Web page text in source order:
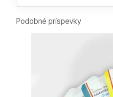
Podobné príspevky